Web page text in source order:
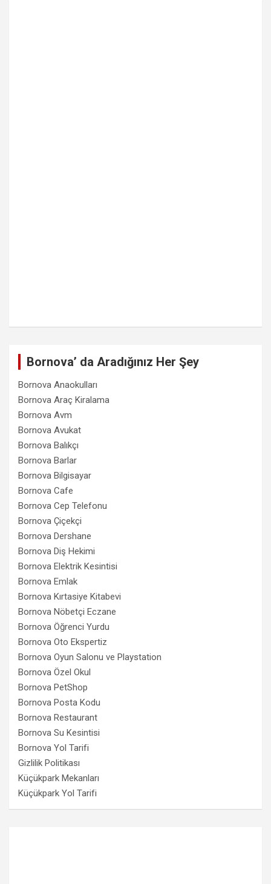
Bornova’ da Aradığınız Her Şey
Bornova Anaokulları
Bornova Araç Kiralama
Bornova Avm
Bornova Avukat
Bornova Balıkçı
Bornova Barlar
Bornova Bilgisayar
Bornova Cafe
Bornova Cep Telefonu
Bornova Çiçekçi
Bornova Dershane
Bornova Diş Hekimi
Bornova Elektrik Kesintisi
Bornova Emlak
Bornova Kırtasiye Kitabevi
Bornova Nöbetçi Eczane
Bornova Öğrenci Yurdu
Bornova Oto Ekspertiz
Bornova Oyun Salonu ve Playstation
Bornova Özel Okul
Bornova PetShop
Bornova Posta Kodu
Bornova Restaurant
Bornova Su Kesintisi
Bornova Yol Tarifi
Gizlilik Politikası
Küçükpark Mekanları
Küçükpark Yol Tarifi